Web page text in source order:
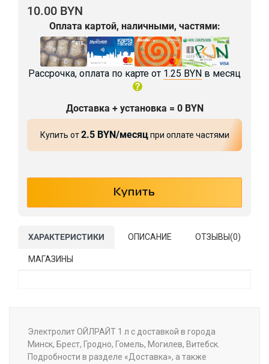
10.00 BYN
Оплата картой, наличными, частями:
Рассрочка, оплата по карте от 1.25 BYN в месяц
Доставка + установка = 0 BYN
Купить от2.5 BYN/месяцпри оплате частями
ХАРАКТЕРИСТИКИ ОПИСАНИЕ ОТЗЫВЫ(0)
МАГАЗИНЫ
Электролит ОЙЛРАЙТ 1 л с доставкой в города
Минск, Брест, Гродно, Гомель, Могилев, Витебск.
Подробности в разделе «Доставка», а также